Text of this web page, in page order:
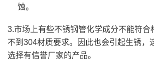
蚀。
3.市场上有些不锈钢管化学成分不能符合
不到304材质要求。因此也会引起生锈，
选择有信誉厂家的产品。